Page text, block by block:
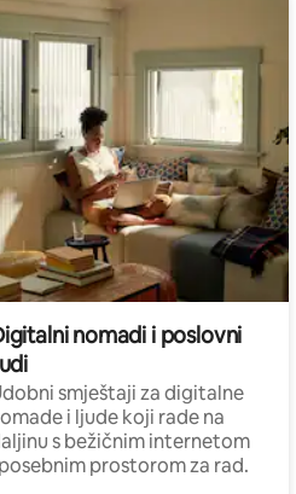
nomadi i poslovni
smještaji za digitalne
i ljude koji rade na
s bežičnim internetom
prostorom za rad.